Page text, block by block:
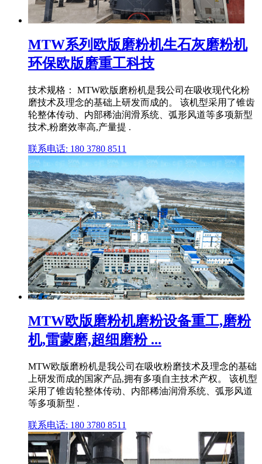
MTW系列欧版磨粉机生石灰磨粉机
环保欧版磨重工科技
技术规格： MTW欧版磨粉机是我公司在吸收现代化粉
磨技术及理念的基础上研发而成的。 该机型采用了锥齿
轮整体传动、内部稀油润滑系统、弧形风道等多项新型
技术,粉磨效率高,产量提 .
联系电话: 180 3780 8511
MTW欧版磨粉机磨粉设备重工,磨粉
机,雷蒙磨,超细磨粉 ...
MTW欧版磨粉机是我公司在吸收粉磨技术及理念的基础
上研发而成的国家产品,拥有多项自主技术产权。 该机型
采用了锥齿轮整体传动、内部稀油润滑系统、弧形风道
等多项新型 .
联系电话: 180 3780 8511